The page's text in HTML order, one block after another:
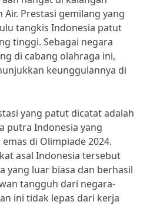
Air. Prestasi gemilang yang
tangkis Indonesia patut
tinggi. Sebagai negara
di cabang olahraga ini,
keunggulannya di
yang patut dicatat adalah
putra Indonesia yang
di Olimpiade 2024.
asal Indonesia tersebut
yang luar biasa dan berhasil
tangguh dari negara-
ini tidak lepas dari kerja